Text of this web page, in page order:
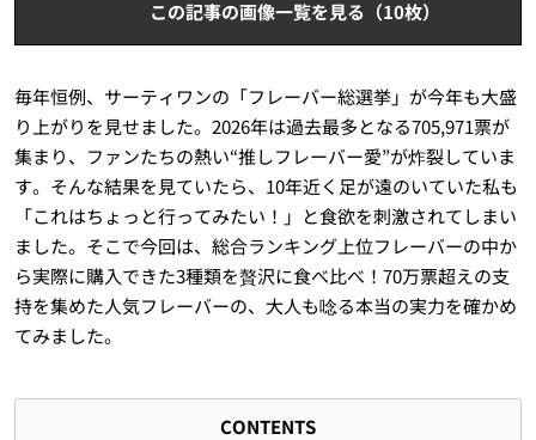
この記事の画像一覧を見る（10枚）
毎年恒例、サーティワンの「フレーバー総選挙」が今年も大盛
り上がりを見せました。2026年は過去最多となる705,971票が
集まり、ファンたちの熱い“推しフレーバー愛”が炸裂していま
す。そんな結果を見ていたら、10年近く足が遠のいていた私も
「これはちょっと行ってみたい！」と食欲を刺激されてしまい
ました。そこで今回は、総合ランキング上位フレーバーの中か
ら実際に購入できた3種類を贅沢に食べ比べ！70万票超えの支
持を集めた人気フレーバーの、大人も唸る本当の実力を確かめ
てみました。
CONTENTS